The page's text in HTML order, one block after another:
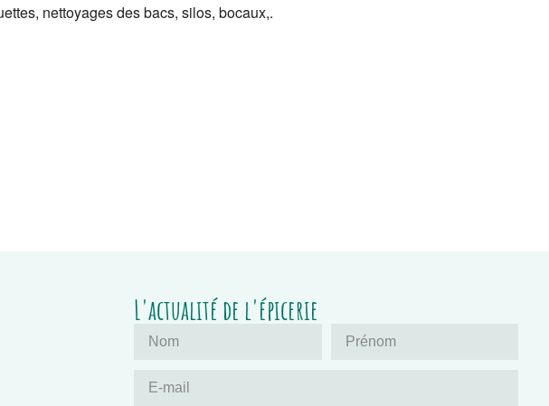
nettoyages des bacs, silos, bocaux,.
L'actualité de l'épicerie